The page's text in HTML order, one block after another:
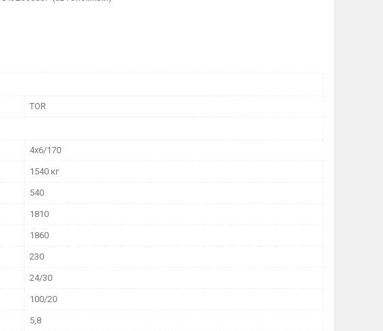
TOR
4х6/170
1540 кг
540
1810
1860
230
24/30
100/20
5,8